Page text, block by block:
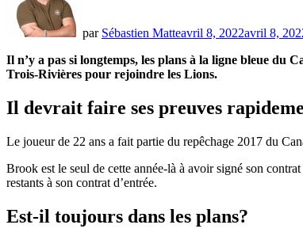
par Sébastien Matteavril 8, 2022avril 8,
Il n’y a pas si longtemps, les plans à la ligne bleue du
Trois-Rivières pour rejoindre les Lions.
Il devrait faire ses preuves
Le joueur de 22 ans a fait partie du repêchage 2017 du
Brook est le seul de cette année-là à avoir signé son
restants à son contrat d’entrée.
Est-il toujours dans les plans?